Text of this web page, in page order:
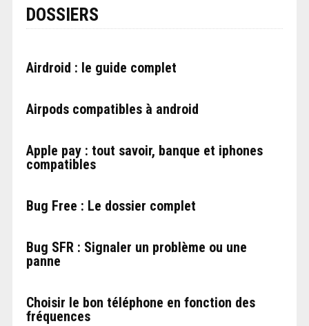
DOSSIERS
Airdroid : le guide complet
Airpods compatibles à android
Apple pay : tout savoir, banque et iphones
compatibles
Bug Free : Le dossier complet
Bug SFR : Signaler un problème ou une
panne
Choisir le bon téléphone en fonction des
fréquences